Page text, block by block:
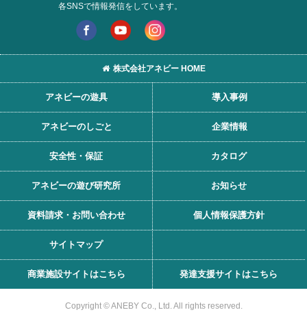
カタログ請求 お問い合わせ
遊び環境のご相談はこちら
株式会社アネビー HOME
各SNSで情報発信をしています。
アネビーの遊具 導入事例
アネビーのしごと 企業情報
安全性・保証 カタログ
アネビーの遊び研究所 お知らせ
資料請求・お問い合わせ 個人情報保護方針
サイトマップ
商業施設サイトはこちら 発達支援サイトはこちら
Copyright © ANEBY Co., Ltd. All rights reserved.